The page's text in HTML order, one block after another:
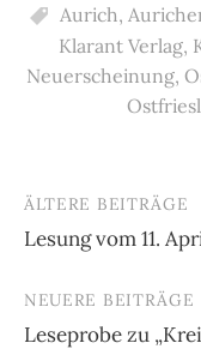
Aurich,
Klarant Verlag,
Neuerscheinung,
ÄLTERE BEITRÄGE
Lesung vom 11.
NEUERE BEITRÄGE
Leseprobe zu